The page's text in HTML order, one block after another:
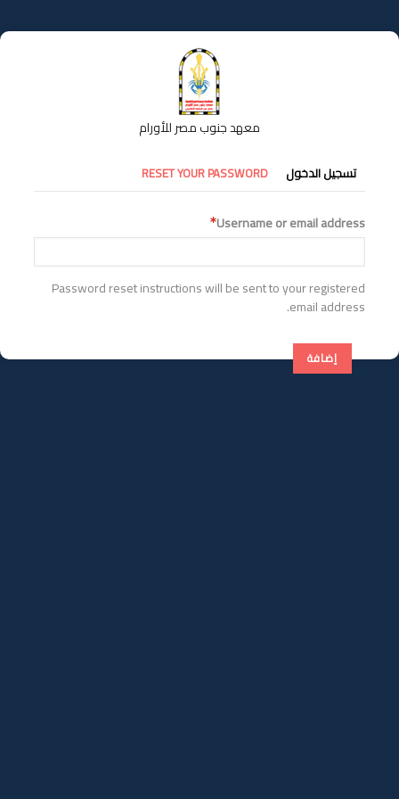
إلى
المحتوى
معهد جنوب مصر للأورام
التبويبات
الأساسية
تسجيل الدخول RESET YOUR PASSWORD
Username or email address
Password reset instructions will be sent to your registered
email address.